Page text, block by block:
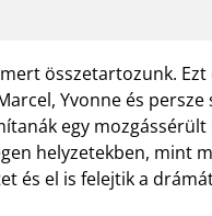
összetartozunk. Ezt
Yvonne és persze
egy mozgássérült
helyzetekben, mint
és el is felejtik a